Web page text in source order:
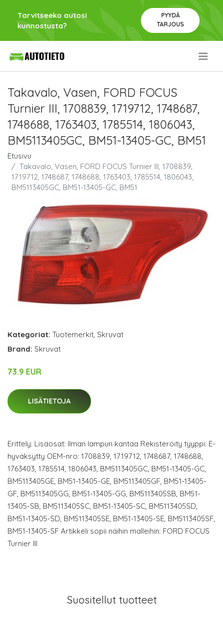
Tarvitseeko autosi
kunnostusta?
PYYDÄ
TARJOUS
Takavalo, Vasen, FORD FOCUS
Turnier III, 1708839, 1719712, 1748687,
1748688, 1763403, 1785514, 1806043,
BM5113405GC, BM51-13405-GC, BM51
Etusivu
Takavalo, Vasen, FORD FOCUS Turnier III, 1708839,
1719712, 1748687, 1748688, 1763403, 1785514, 1806043,
BM5113405GC, BM51-13405-GC, BM51
Kategoriat: Tuotemerkit, Skruvat
Brand: Skruvat
73.9 EUR
LISÄTIETOJA
Erittely: Lisäosat: Ilman lampun kantaa Rekisteröity tyyppi: E-
hyväksytty OEM-nro: 1708839, 1719712, 1748687, 1748688,
1763403, 1785514, 1806043, BM5113405GC, BM51-13405-GC,
BM5113405GE, BM51-13405-GE, BM5113405GF, BM51-13405-
GF, BM5113405GG, BM51-13405-GG, BM5113405SB, BM51-
13405-SB, BM5113405SC, BM51-13405-SC, BM5113405SD,
BM51-13405-SD, BM5113405SE, BM51-13405-SE, BM5113405SF,
BM51-13405-SF Artikkeli sopii näihin malleihin: FORD FOCUS
Turnier III
Suositellut tuotteet